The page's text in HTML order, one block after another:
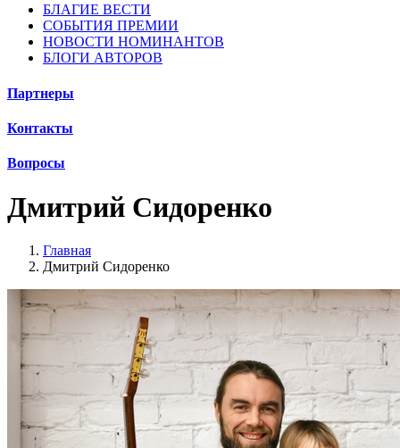
БЛАГИЕ ВЕСТИ
СОБЫТИЯ ПРЕМИИ
НОВОСТИ НОМИНАНТОВ
БЛОГИ АВТОРОВ
Партнеры
Контакты
Вопросы
Дмитрий Сидоренко
Главная
Дмитрий Сидоренко